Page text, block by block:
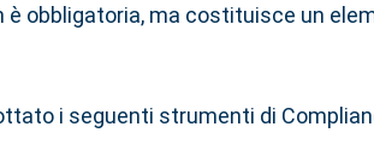
è obbligatoria, ma costituisce un
i seguenti strumenti di